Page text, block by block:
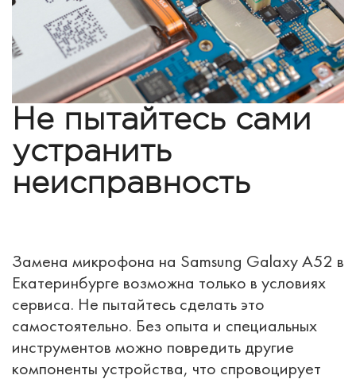
Не пытайтесь сами
устранить
неисправность
Замена микрофона на Samsung Galaxy A52 в
Екатеринбурге возможна только в условиях
сервиса. Не пытайтесь сделать это
самостоятельно. Без опыта и специальных
инструментов можно повредить другие
компоненты устройства, что спровоцирует